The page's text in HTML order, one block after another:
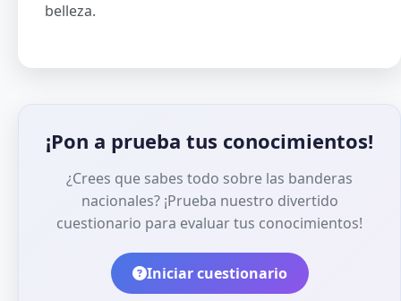
belleza.
¡Pon a prueba tus conocimientos!
¿Crees que sabes todo sobre las banderas
nacionales? ¡Prueba nuestro divertido
cuestionario para evaluar tus conocimientos!
Iniciar cuestionario